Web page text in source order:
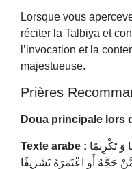
Lorsque vous
réciter la Talbiya et
l’invocation et la
majestueuse.
Prières
Doua principale lors
Texte arabe :
حَجَّهُ أَوِ اعْتَمَرَهُ تَشْرِيفًا